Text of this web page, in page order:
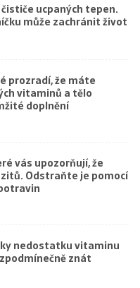
ucpaných tepen.
může zachránit život
prozradí, že máte
vitaminů a tělo
doplnění
vás upozorňují, že
Odstraňte je pomocí
nedostatku vitaminu
znát